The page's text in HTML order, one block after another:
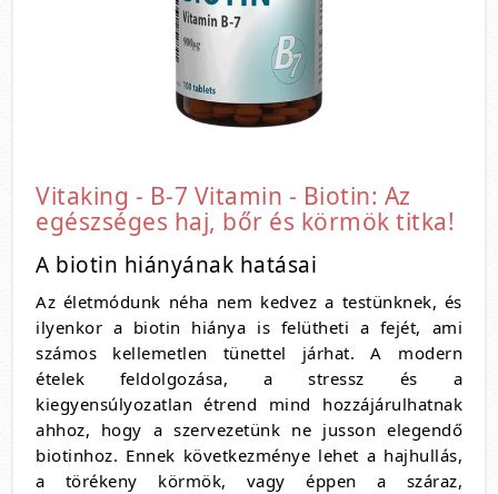
Vitaking - B-7 Vitamin - Biotin: Az
egészséges haj, bőr és körmök titka!
A biotin hiányának hatásai
Az életmódunk néha nem kedvez a testünknek, és
ilyenkor a biotin hiánya is felütheti a fejét, ami
számos kellemetlen tünettel járhat. A modern
ételek feldolgozása, a stressz és a
kiegyensúlyozatlan étrend mind hozzájárulhatnak
ahhoz, hogy a szervezetünk ne jusson elegendő
biotinhoz. Ennek következménye lehet a hajhullás,
a törékeny körmök, vagy éppen a száraz,